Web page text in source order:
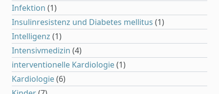
Infektion (1)
Insulinresistenz und Diabetes mellitus (1)
Intelligenz (1)
Intensivmedizin (4)
interventionelle Kardiologie(1)
Kardiologie(6)